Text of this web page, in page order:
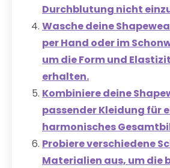
Durchblutung nicht
Wasche deine
per Hand oder im
um die Form und
erhalten.
Kombiniere deine
passender Kleidung für
harmonisches
Probiere verschiedene
Materialien aus, um die